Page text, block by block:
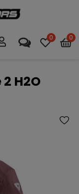
0 0
H2O